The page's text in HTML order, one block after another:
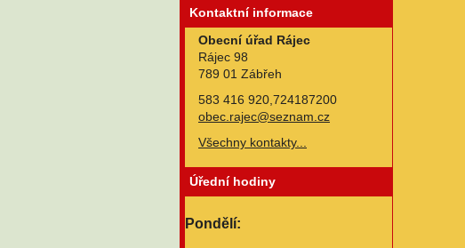
Kontaktní informace
Obecní úřad Rájec
Rájec 98
789 01 Zábřeh
583 416 920,724187200
obec.rajec@seznam.cz
Všechny kontakty...
Úřední hodiny
Pondělí: